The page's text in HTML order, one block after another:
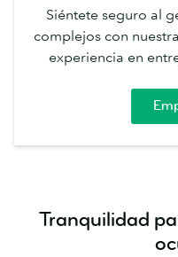
Siéntete seguro al
complejos con
experiencia en
Tranquilidad